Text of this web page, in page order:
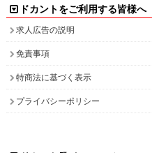
求人広告の説明
免責事項
特商法に基づく表示
プライバシーポリシー